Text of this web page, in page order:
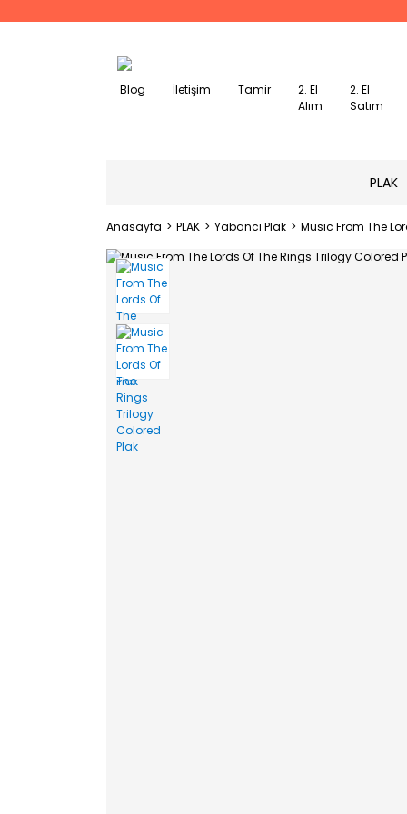
Blog İletişim Tamir
2. El
Alım
2. El
Satım
PLAK
Anasayfa PLAK Yabancı Plak Music From The